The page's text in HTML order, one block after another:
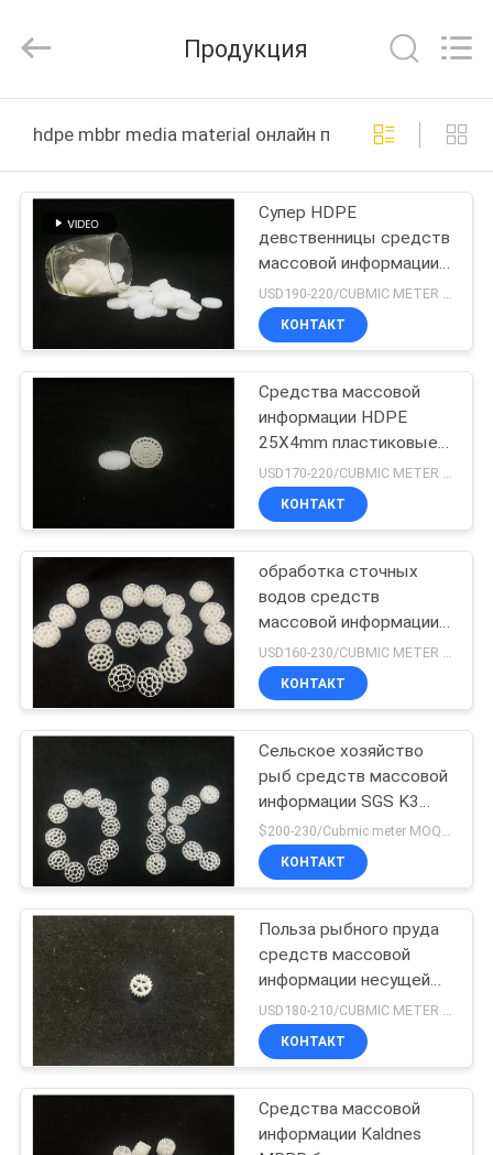
ПРОДУКТЫ
НАС
ЭКСКУРСИЯ
ЗАВОДУ
КОНТРОЛЬ
КАЧЕСТВА
СВЯЖИТЕСЬ
ЦИТАТУ
КАРТА
САЙТА
ПОЛИТИКА
КОНФИДЕНЦИАЛЬНОСТИ
CO.,LTD.
Developed
Продукция
hdpe mbbr media material онлайн производство
Супер HDPE
девственницы средств
массовой информации
декарбюризации MBBR
Biofilter
USD190-220/CUBMIC METER MOQ:1CubmicMeter
КОНТАКТ
Средства массовой
информации HDPE
25X4mm пластиковые
для обработки сточных
вод
КОНТАКТ
обработка сточных
водов средств
массовой информации
фильтра аквариума
25X12mm био
КОНТАКТ
Сельское хозяйство
рыб средств массовой
информации SGS K3
900m2/m3 MBBR
Biofilter
$200-230/Cubmic meter MOQ:1CubmicMeter
КОНТАКТ
Польза рыбного пруда
средств массовой
информации несущей
HDPE MBBR
ДОСТИГАЕМОСТИ
белая
USD180-210/CUBMIC METER MOQ:1CubmicMeter
КОНТАКТ
Средства массовой
информации Kaldnes